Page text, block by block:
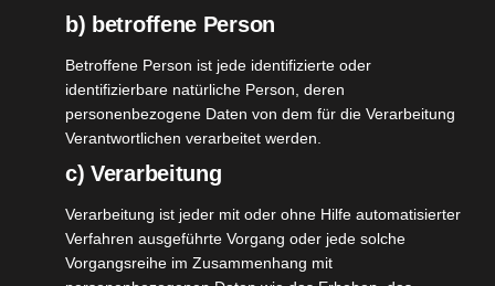
Vegetarisch
Wild Refill Deo – Boob Deobehälter
April 26, 2023 | Beauty,Düfte,Haut,Kooperation
, Produktvorstellungen Vegan
Vegetarisch
Wellness
b) betroffene Person
Betroffene Person ist jede identifizierte oder
identifizierbare natürliche Person, deren
personenbezogene Daten von dem für die Verarbeitung
Verantwortlichen verarbeitet werden.
c) Verarbeitung
Verarbeitung ist jeder mit oder ohne Hilfe automatisierter
Verfahren ausgeführte Vorgang oder jede solche
Vorgangsreihe im Zusammenhang mit